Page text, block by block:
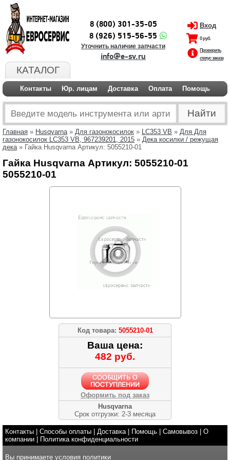
КАТАЛОГ
8 (800) 301-35-05
8 (926) 515-56-55
Уточнить наличие запчасти
info@e-sv.ru
Вход
0 руб.
Проверить
статус заказа
Контакты Юр. лицам Доставка Оплата Помощь
Главная » Husqvarna» Для газонокосилок » LC353 VB » Для Для
газонокосилок LC353 VB, 967239201, 2015 » Дека косилки / режущая
дека» Гайка Husqvarna Артикул: 5055210-01
Гайка Husqvarna Артикул: 5055210-01
5055210-01
Код товара: 5055210-01
Ваша цена:
482 руб.
Оформить под заказ
Husqvarna
Срок отгрузки: 2-3 месяца
Контакты Способы оплаты Доставка| Помощь Самовывоз
О
компании
Политика конфиденциальности
Вы принимаете условия политики